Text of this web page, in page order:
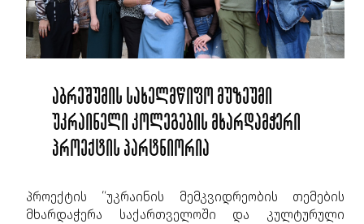
აბრეშუმის სახელმწიფო მუზეუმი
უკრაინელი კოლეგების მხარდამჭერი
პროექტის პარტნიორია
პროექტის “უკრაინის მემკვიდრეობის თემების
მხარდაჭერა საქართველოში და კულტურული